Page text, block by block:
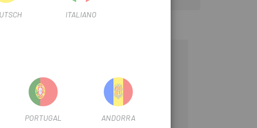
ITALIANO
PORTUGAL ANDORRA